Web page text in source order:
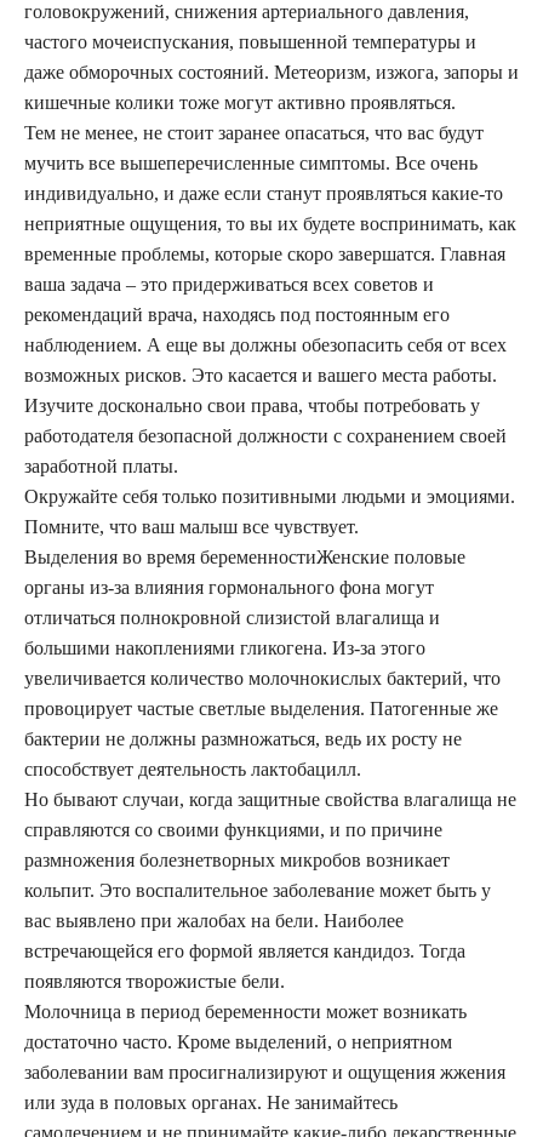
головокружений, снижения артериального давления,
частого мочеиспускания, повышенной температуры и
даже обморочных состояний. Метеоризм, изжога, запоры и
кишечные колики тоже могут активно проявляться.
Тем не менее, не стоит заранее опасаться, что вас будут
мучить все вышеперечисленные симптомы. Все очень
индивидуально, и даже если станут проявляться какие-то
неприятные ощущения, то вы их будете воспринимать, как
временные проблемы, которые скоро завершатся. Главная
ваша задача ‒ это придерживаться всех советов и
рекомендаций врача, находясь под постоянным его
наблюдением. А еще вы должны обезопасить себя от всех
возможных рисков. Это касается и вашего места работы.
Изучите досконально свои права, чтобы потребовать у
работодателя безопасной должности с сохранением своей
заработной платы.
Окружайте себя только позитивными людьми и эмоциями.
Помните, что ваш малыш все чувствует.
Выделения во время беременностиЖенские половые
органы из-за влияния гормонального фона могут
отличаться полнокровной слизистой влагалища и
большими накоплениями гликогена. Из-за этого
увеличивается количество молочнокислых бактерий, что
провоцирует частые светлые выделения. Патогенные же
бактерии не должны размножаться, ведь их росту не
способствует деятельность лактобацилл.
Но бывают случаи, когда защитные свойства влагалища не
справляются со своими функциями, и по причине
размножения болезнетворных микробов возникает
кольпит. Это воспалительное заболевание может быть у
вас выявлено при жалобах на бели. Наиболее
встречающейся его формой является кандидоз. Тогда
появляются творожистые бели.
Молочница в период беременности может возникать
достаточно часто. Кроме выделений, о неприятном
заболевании вам просигнализируют и ощущения жжения
или зуда в половых органах. Не занимайтесь
самолечением и не принимайте какие-либо лекарственные